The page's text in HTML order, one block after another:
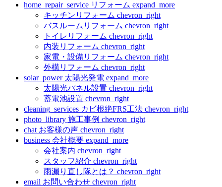
home_repair_service リフォーム expand_more
キッチンリフォーム chevron_right
バスルームリフォーム chevron_right
トイレリフォーム chevron_right
内装リフォーム chevron_right
家電・設備リフォーム chevron_right
外構リフォーム chevron_right
solar_power 太陽光発電 expand_more
太陽光パネル設置 chevron_right
蓄電池設置 chevron_right
cleaning_services カビ根絶FRS工法 chevron_right
photo_library 施工事例 chevron_right
chat お客様の声 chevron_right
business 会社概要 expand_more
会社案内 chevron_right
スタッフ紹介 chevron_right
雨漏り直し隊とは？ chevron_right
email お問い合わせ chevron_right